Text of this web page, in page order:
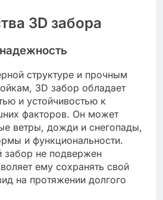
3D забора
структуре и прочным
3D забор обладает
и устойчивостью к
факторов. Он может
ветры, дожди и снегопады,
и функциональности.
забор не подвержен
ему сохранять свой
на протяжении долгого